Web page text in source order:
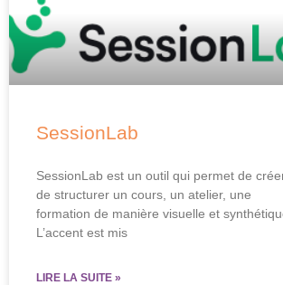
SessionLab
SessionLab est un outil qui permet de
de structurer un cours, un atelier, une
formation de manière visuelle et
L’accent est mis
LIRE LA SUITE »